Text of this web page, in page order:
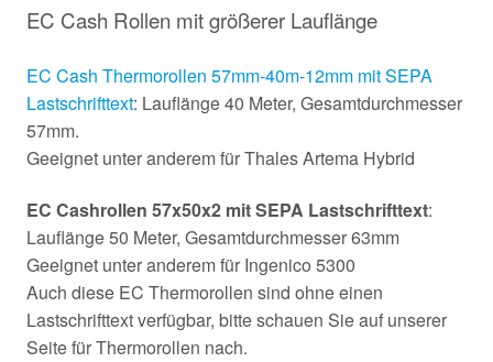
EC Cash Rollen mit größerer Lauflänge
EC Cash Thermorollen 57mm-40m-12mm mit SEPA
Lastschrifttext: Lauflänge 40 Meter, Gesamtdurchmesser
57mm.
Geeignet unter anderem für Thales Artema Hybrid
EC Cashrollen 57x50x2 mit SEPA Lastschrifttext:
Lauflänge 50 Meter, Gesamtdurchmesser 63mm
Geeignet unter anderem für Ingenico 5300
Auch diese EC Thermorollen sind ohne einen
Lastschrifttext verfügbar, bitte schauen Sie auf unserer
Seite für Thermorollen nach.